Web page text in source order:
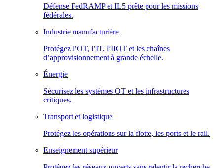
Défense FedRAMP et IL5 prête pour les missions
fédérales.
Industrie manufacturière
Protégez l’OT, l’IT, l’IIOT et les chaînes
d’approvisionnement à grande échelle.
Énergie
Sécurisez les systèmes OT et les infrastructures
critiques.
Transport et logistique
Protégez les opérations sur la flotte, les ports et le rail.
Enseignement supérieur